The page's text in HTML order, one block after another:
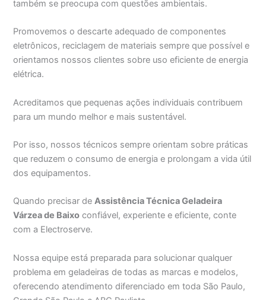
também se preocupa com questões ambientais.
Promovemos o descarte adequado de componentes
eletrônicos, reciclagem de materiais sempre que possível e
orientamos nossos clientes sobre uso eficiente de energia
elétrica.
Acreditamos que pequenas ações individuais contribuem
para um mundo melhor e mais sustentável.
Por isso, nossos técnicos sempre orientam sobre práticas
que reduzem o consumo de energia e prolongam a vida útil
dos equipamentos.
Quando precisar deAssistência Técnica Geladeira
Várzea de Baixo confiável, experiente e eficiente, conte
com a Electroserve.
Nossa equipe está preparada para solucionar qualquer
problema em geladeiras de todas as marcas e modelos,
oferecendo atendimento diferenciado em toda São Paulo,